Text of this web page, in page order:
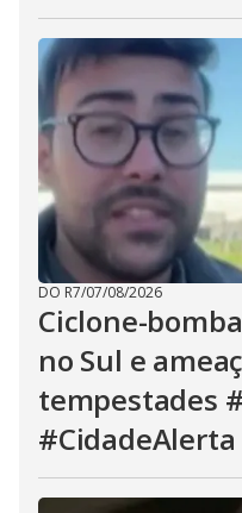
DO R7/07/08/2026
Ciclone-
no Sul e
tempestades
#CidadeAlerta